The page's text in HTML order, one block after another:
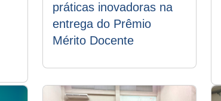
práticas inovadoras na
entrega do Prêmio
Mérito Docente